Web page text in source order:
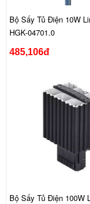
Bộ Sấy Tủ Điện 10W
HGK-04701.0
485,106đ
Bộ Sấy Tủ Điện 100W